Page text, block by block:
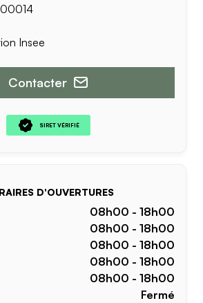
Insee
Contacter
SIRET VÉRIFIÉ
D'OUVERTURES
08h00 - 18h00
08h00 - 18h00
08h00 - 18h00
08h00 - 18h00
08h00 - 18h00
Fermé